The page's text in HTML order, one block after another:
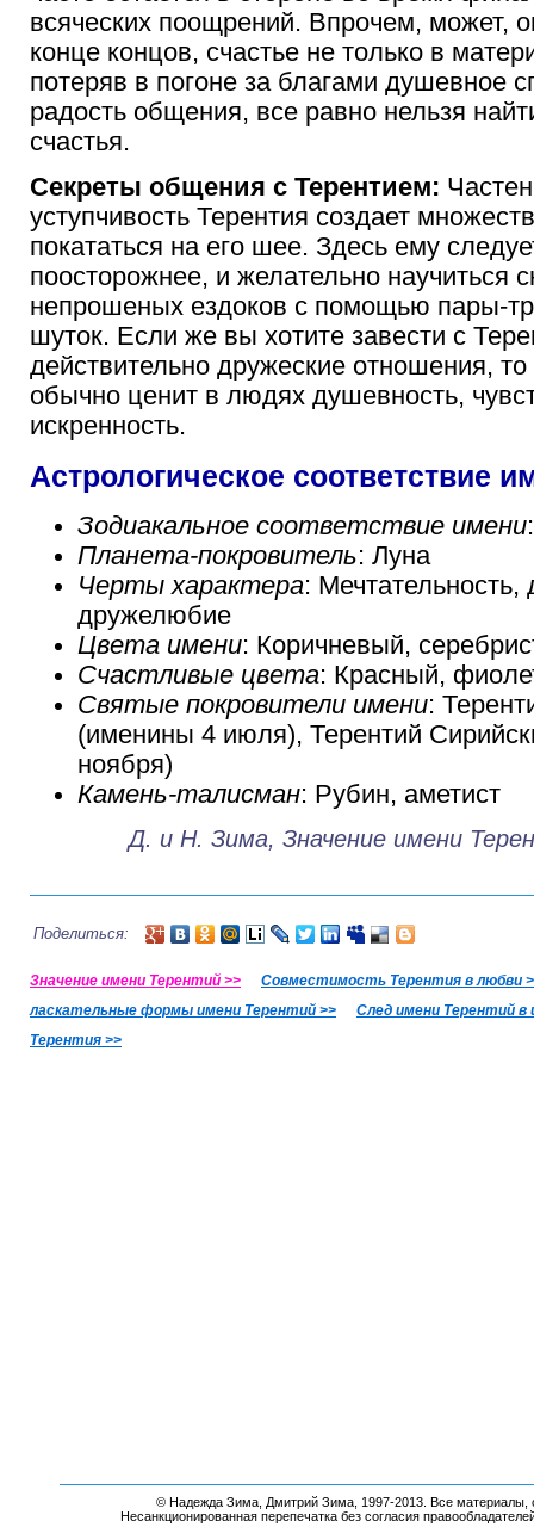
всяческих поощрений. Впрочем, может,
конце концов, счастье не только в
потеряв в погоне за благами душевное
радость общения, все равно нельзя
счастья.
Секреты общения с Терентием:
уступчивость Терентия создает
покататься на его шее. Здесь ему
поосторожнее, и желательно научиться
непрошеных ездоков с помощью пары-
шуток. Если же вы хотите завести с
действительно дружеские отношения, то
обычно ценит в людях душевность,
искренность.
Астрологическое соответствие
Зодиакальное соответствие имени
Планета-покровитель: Луна
Черты характера:
дружелюбие
Цвета имени: Коричневый,
Счастливые цвета: Красный,
Святые покровители имени:
(именины 4 июля), Терентий
ноября)
Камень-талисман: Рубин, аметист
Д. и Н. Зима, Значение имени
Поделиться:
Значение имени Терентий >>
Совместимость Терентия в любви
ласкательные формы имени Терентий >>
След имени Терентий в
Терентия >>
© Надежда Зима, Дмитрий Зима, 1997-2013. Все материалы,
Несанкционированная перепечатка без согласия